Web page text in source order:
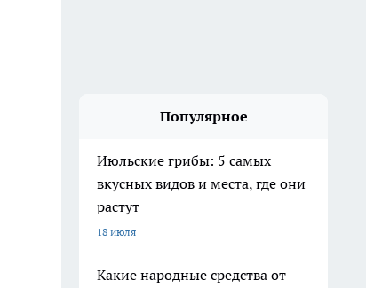
Популярное
Июльские грибы: 5 самых
вкусных видов и места, где они
растут
18 июля
Какие народные средства от